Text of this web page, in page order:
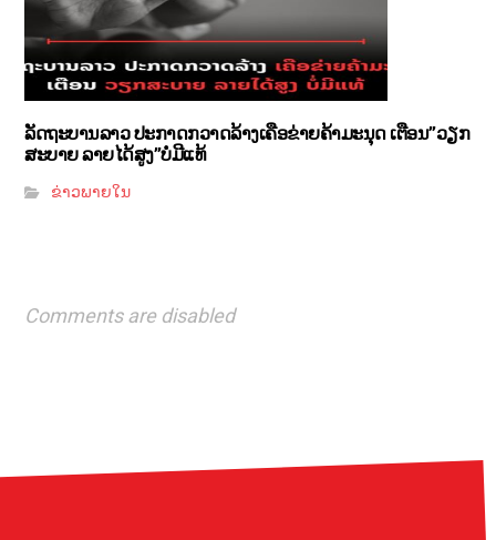
ລັດຖະບານລາວ ປະກາດກວາດລ້າງເຄືອຂ່າຍຄ້າມະນຸດ ເຕືອນ”ວຽກ
ສະບາຍ ລາຍໄດ້ສູງ”ບໍ່ມີແທ້
ຂ່າວພາຍໃນ
Comments are disabled